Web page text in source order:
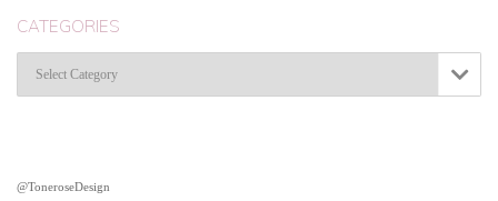
CATEGORIES

@ToneroseDesign